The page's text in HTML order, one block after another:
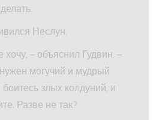
Неслун.
хочу, – объяснил Гудвин. –
могучий и мудрый
злых колдуний, и
Разве не так?